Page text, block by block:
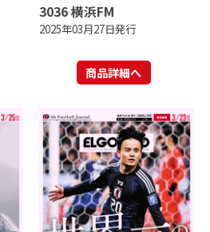
3036 横浜FM
2025年03月27日発行
商品詳細へ